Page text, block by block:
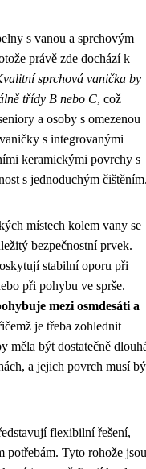
s vanou a sprchovým
právě zde dochází k
sprchová vanička by
třídy B nebo C, což
a osoby s omezenou
s integrovanými
keramickými povrchy s
s jednoduchým
místech kolem vany se
bezpečnostní prvek.
stabilní oporu při
při pohybu ve sprše.
mezi osmdesáti a
je třeba zohlednit
měla být dostatečně
a jejich povrch musí
flexibilní řešení,
potřebám. Tyto rohože jsou